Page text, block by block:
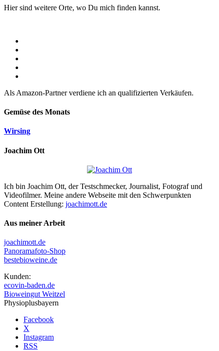
Hier sind weitere Orte, wo Du mich finden kannst.
Als Amazon-Partner verdiene ich an qualifizierten Verkäufen.
Gemüse des Monats
Wirsing
Joachim Ott
Ich bin Joachim Ott, der Testschmecker, Journalist, Fotograf und
Videofilmer. Meine andere Webseite mit den Schwerpunkten
Content Erstellung: joachimott.de
Aus meiner Arbeit
joachimott.de
Panoramafoto-Shop
bestebioweine.de
Kunden:
ecovin-baden.de
Bioweingut Weitzel
Physioplusbayern
Facebook
X
Instagram
RSS